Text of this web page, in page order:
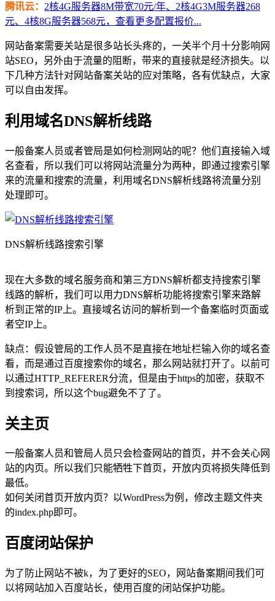
腾讯云： 2核4G服务器8M带宽70元/年、2核4G3M服务器268
元、4核8G服务器568元，查看更多配置报价...
网站备案需要关站是很多站长头疼的，一关半个月十分影响网
站SEO，另外由于流量的阻断，带来的直接就是经济损失。以
下几种方法针对网站备案关站的应对策略，各有优缺点，大家
可以自由发挥。
利用域名DNS解析线路
一般备案人员或者管局是如何检测网站的呢？他们直接输入域
名查看，所以我们可以将网站流量分为两种，即通过搜索引擎
来的流量和搜索的流量，利用域名DNS解析线路将流量分别
处理即可。
DNS解析线路搜索引擎
现在大多数的域名服务商和第三方DNS解析都支持搜索引擎
线路的解析，我们可以用力DNS解析功能将搜索引擎来路解
析到正常的IP上。直接域名访问的解析到一个备案临时页面或
者空IP上。
缺点：假设管局的工作人员不是直接在地址栏输入你的域名查
看，而是通过百度搜索你的域名，那么网站就打开了。以前可
以通过HTTP_REFERER分流，但是由于https的加密，获取不
到搜索词，所以这个bug避免不了了。
关主页
一般备案人员和管局人员只会检查网站的首页，并不会关心网
站的内页。所以我们只能牺牲下首页，开放内页将损失降低到
最低。
如何关闭首页开放内页？以WordPress为例，修改主题文件夹
的index.php即可。
百度闭站保护
为了防止网站不被k，为了更好的SEO，网站备案期间我们可
以将网站加入百度站长，使用百度的闭站保护功能。